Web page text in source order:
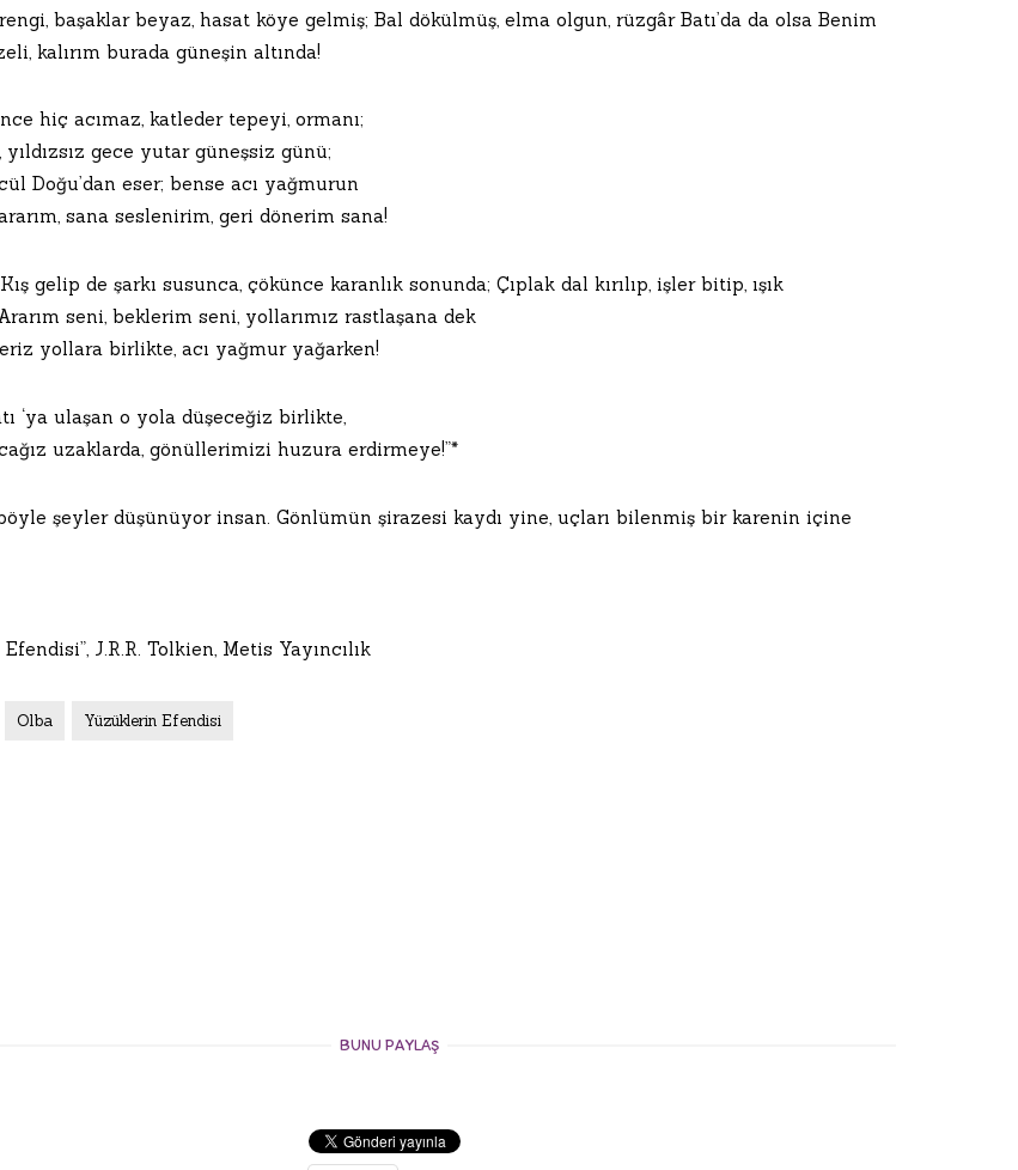
başaklar beyaz, hasat köye gelmiş; Bal dökülmüş, elma olgun, rüzgâr Batı’da da olsa Benim
kalırım burada güneşin altında!
hiç acımaz, katleder tepeyi, ormanı;
gece yutar güneşsiz günü;
Doğu’dan eser; bense acı yağmurun
sana seslenirim, geri dönerim sana!
Kış gelip de şarkı susunca, çökünce karanlık sonunda; Çıplak dal kırılıp, işler bitip, ışık
seni, beklerim seni, yollarımız rastlaşana dek
yollara birlikte, acı yağmur yağarken!
‘ya ulaşan o yola düşeceğiz birlikte,
uzaklarda, gönüllerimizi huzura erdirmeye!”*
şeyler düşünüyor insan. Gönlümün şirazesi kaydı yine, uçları bilenmiş bir karenin içine
J.R.R. Tolkien, Metis Yayıncılık
Olba Yüzüklerin Efendisi
BUNU PAYLAŞ